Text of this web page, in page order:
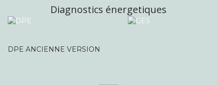
Diagnostics énergetiques
DPE ANCIENNE VERSION